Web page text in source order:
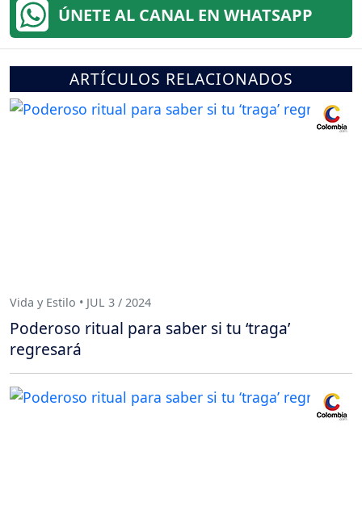
ÚNETE AL CANAL EN WHATSAPP
ARTÍCULOS RELACIONADOS
Vida y Estilo • JUL 3 / 2024
Poderoso ritual para saber si tu ‘traga’
regresará